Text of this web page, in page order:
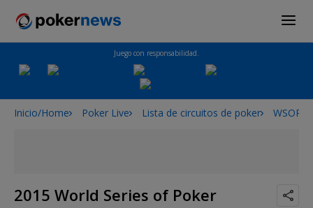
Juego con responsabilidad.
Inicio/Home Poker Live Lista de circuitos de poker WSOP
2015 World Series of Poker